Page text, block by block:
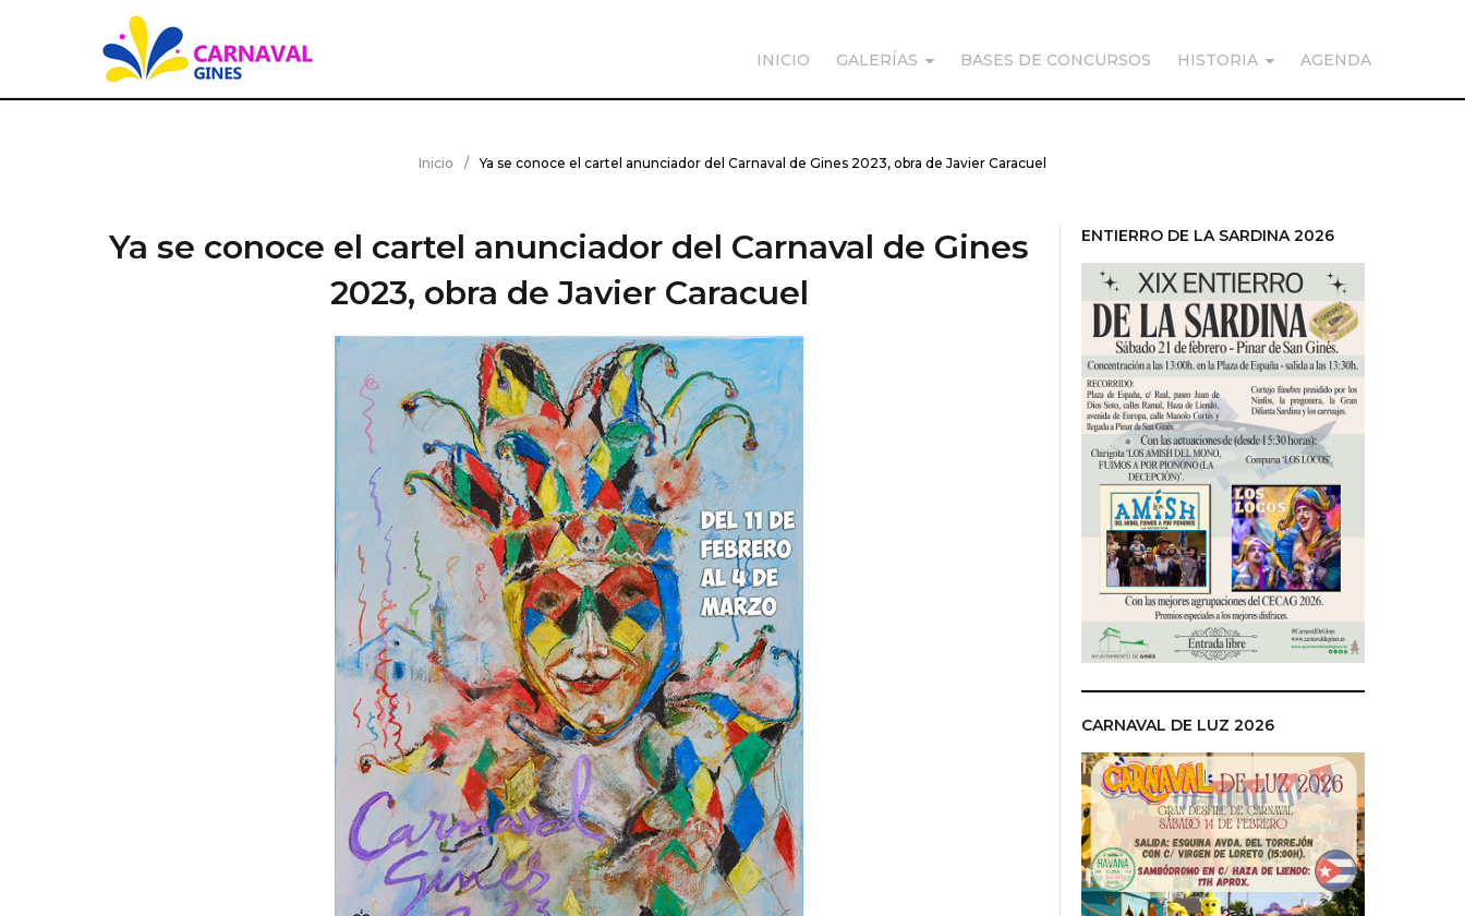
p
INICIO GALERÍAS BASES DE CONCURSOS HISTORIA AGENDA
Inicio / Ya se conoce el cartel anunciador del Carnaval de Gines 2023, obra de Javier Caracuel
Ya se conoce el cartel anunciador del Carnaval de Gines
2023, obra de Javier Caracuel
ENTIERRO DE LA SARDINA 2026
CARNAVAL DE LUZ 2026